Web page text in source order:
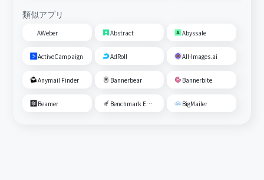
類似アプリ
AWeber Abstract Abyssale
ActiveCampaign AdRoll All-Images.ai
Anymail Finder Bannerbear Bannerbite
Beamer Benchmark Email BigMailer